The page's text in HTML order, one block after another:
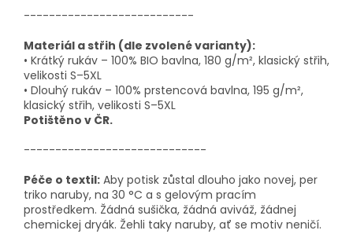
---------------------------
Materiál a střih (dle zvolené varianty):
• Krátký rukáv – 100% BIO bavlna, 180 g/m², klasický střih,
velikosti S–5XL
• Dlouhý rukáv – 100% prstencová bavlna, 195 g/m²,
klasický střih, velikosti S–5XL
Potištěno v ČR.
-----------------------------
Péče o textil: Aby potisk zůstal dlouho jako novej, per
triko naruby, na 30 °C a s gelovým pracím
prostředkem. Žádná sušička, žádná aviváž, žádnej
chemickej dryák. Žehli taky naruby, ať se motiv neničí.